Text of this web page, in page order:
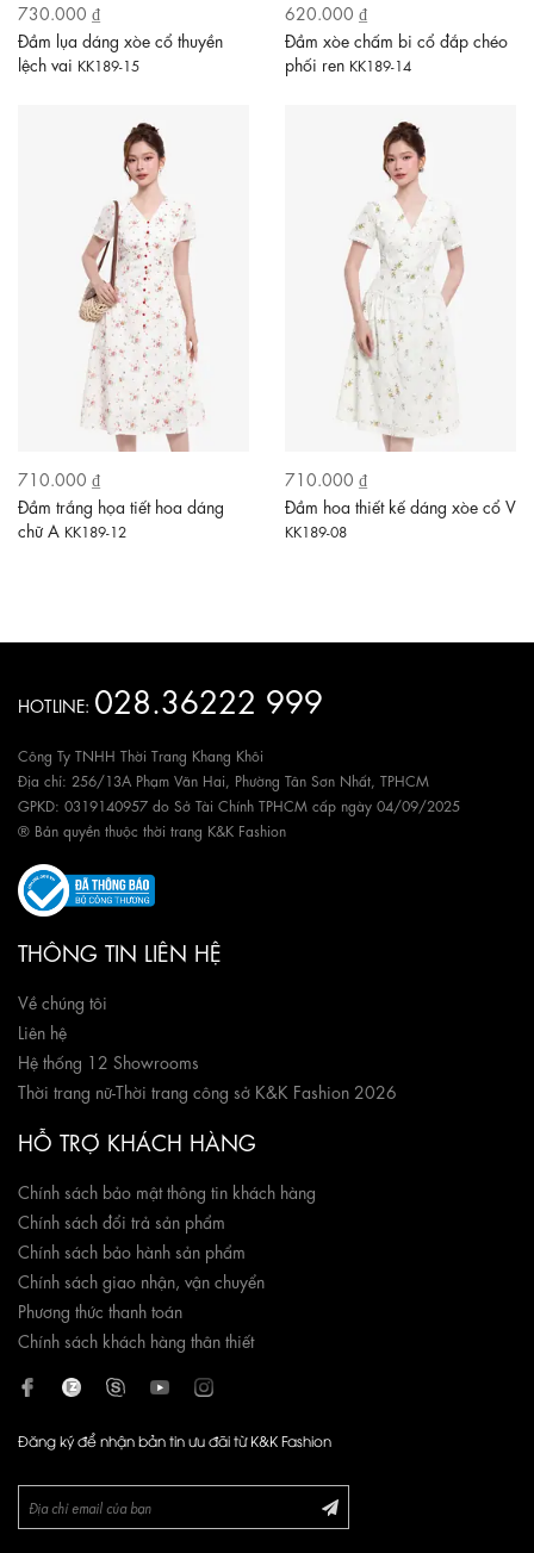
730.000 ₫
Đầm lụa dáng xòe cổ thuyền
lệch vai KK189-15
620.000 ₫
Đầm xòe chấm bi cổ đắp chéo
phối ren KK189-14
710.000 ₫
Đầm trắng họa tiết hoa dáng
chữ A KK189-12
710.000 ₫
Đầm hoa thiết kế dáng xòe cổ V
KK189-08
HOTLINE: 028.36222 999
Công Ty TNHH Thời Trang Khang Khôi
Địa chỉ: 256/13A Phạm Văn Hai, Phường Tân Sơn Nhất, TPHCM
GPKD: 0319140957 do Sở Tài Chính TPHCM cấp ngày 04/09/2025
® Bản quyền thuộc thời trang K&K Fashion
THÔNG TIN LIÊN HỆ
Về chúng tôi
Liên hệ
Hệ thống 12 Showrooms
Thời trang nữ-Thời trang công sở K&K Fashion 2026
HỖ TRỢ KHÁCH HÀNG
Chính sách bảo mật thông tin khách hàng
Chính sách đổi trả sản phẩm
Chính sách bảo hành sản phẩm
Chính sách giao nhận, vận chuyển
Phương thức thanh toán
Chính sách khách hàng thân thiết
Đăng ký để nhận bản tin ưu đãi từ K&K Fashion